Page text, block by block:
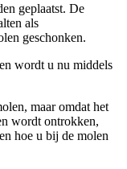
geplaatst. De
als
geschonken.
wordt u nu middels
maar omdat het
wordt ontrokken,
hoe u bij de molen